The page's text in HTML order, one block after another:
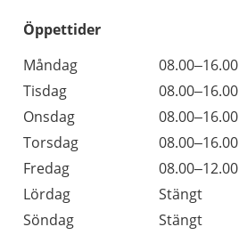
Öppettider
Dag
Öppettider
Kommentarer
Måndag
08.00–16.00
Tisdag
08.00–16.00
Onsdag
08.00–16.00
Torsdag
08.00–16.00
Fredag
08.00–12.00
Lördag
Stängt
Söndag
Stängt